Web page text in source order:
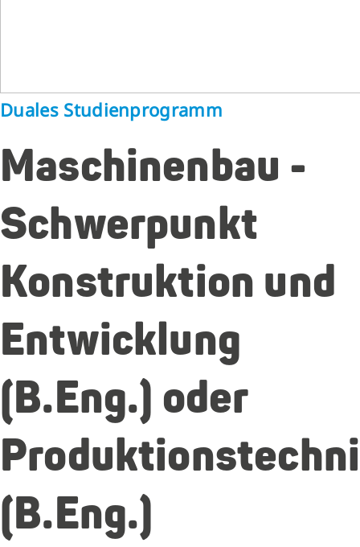
Duales Studienprogramm
Maschinenbau -
Schwerpunkt
Konstruktion und
Entwicklung
(B.Eng.) oder
(B.Eng.)